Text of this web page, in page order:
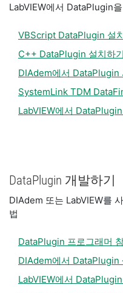
LabVIEW에서 DataPlugin
VBScript DataPlugin 설
C++ DataPlugin 설치하기
DIAdem에서 DataPlugin
SystemLink TDM
LabVIEW에서
DataPlugin 개발하기
DIAdem 또는 LabVIEW를
법
DataPlugin 프로그래머
DIAdem에서 DataPlugin
LabVIEW에서